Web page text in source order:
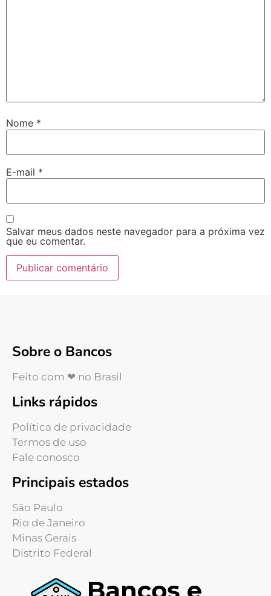
Nome *
E-mail *
Salvar meus dados neste navegador para a próxima vez
que eu comentar.
Sobre o Bancos
Feito com ❤ no Brasil
Links rápidos
Política de privacidade
Termos de uso
Fale conosco
Principais estados
São Paulo
Rio de Janeiro
Minas Gerais
Distrito Federal